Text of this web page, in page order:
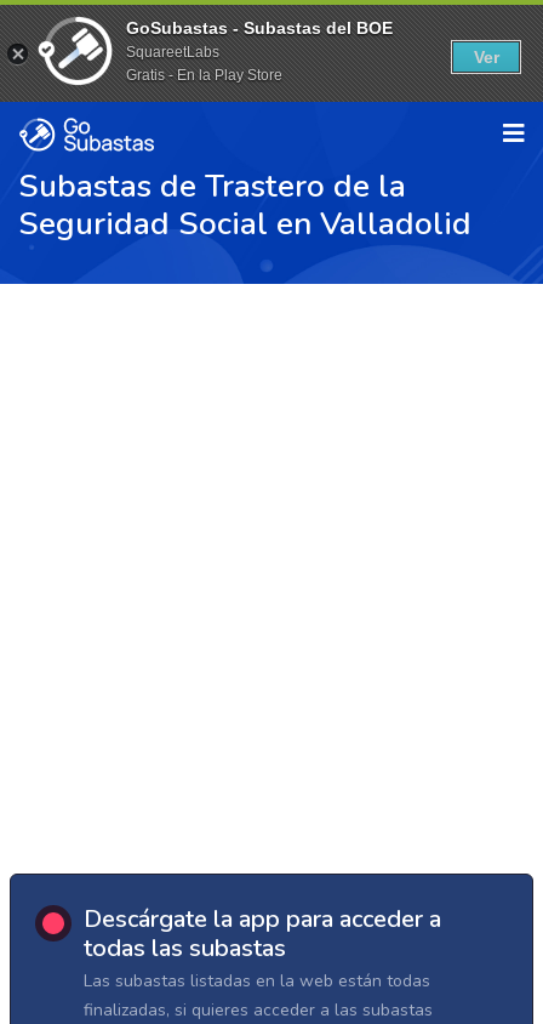
Subastas de Trastero de la
Seguridad Social en Valladolid
Descárgate la app para acceder a
todas las subastas
Las subastas listadas en la web están todas
finalizadas, si quieres acceder a las subastas
GoSubastas - Subastas del BOE
SquareetLabs
Gratis - En la Play Store
Ver